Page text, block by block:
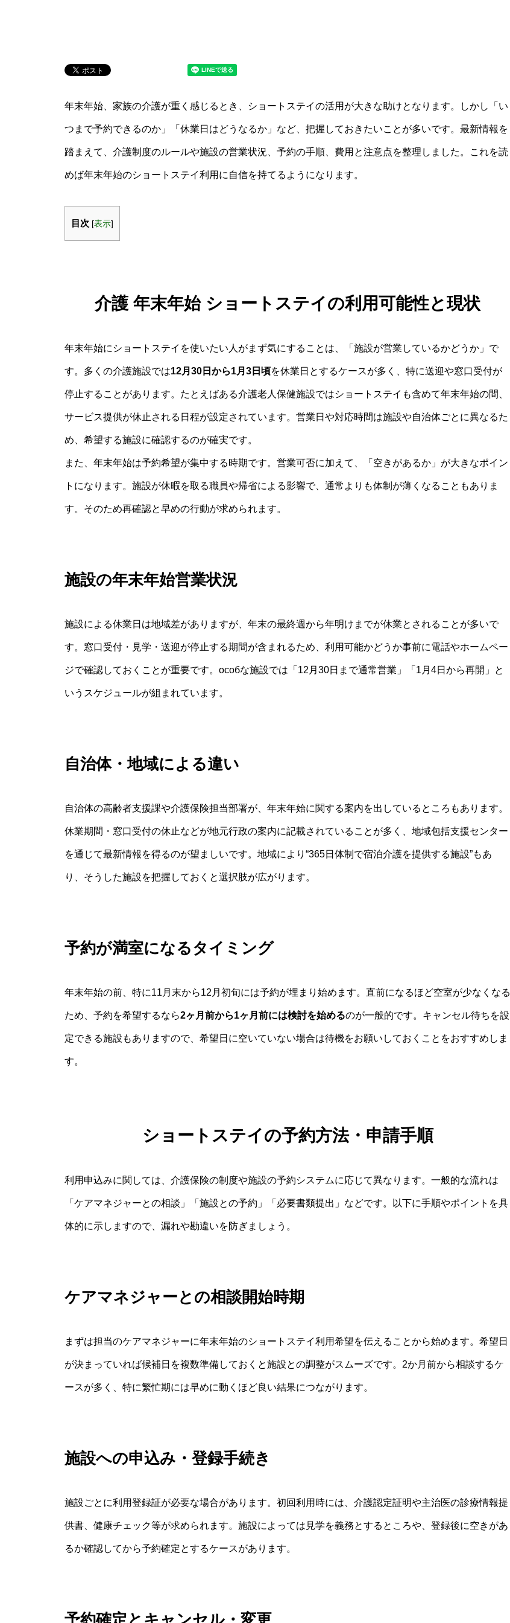
年末年始、家族の介護が重く感じるとき、ショートステイの活用が大きな助けとなります。しかし「い
つまで予約できるのか」「休業日はどうなるか」など、把握しておきたいことが多いです。最新情報を
踏まえて、介護制度のルールや施設の営業状況、予約の手順、費用と注意点を整理しました。これを読
めば年末年始のショートステイ利用に自信を持てるようになります。
目次 [表示]
介護 年末年始 ショートステイの利用可能性と現状
年末年始にショートステイを使いたい人がまず気にすることは、「施設が営業しているかどうか」で
す。多くの介護施設では12月30日から1月3日頃を休業日とするケースが多く、特に送迎や窓口受付が
停止することがあります。たとえばある介護老人保健施設ではショートステイも含めて年末年始の間、
サービス提供が休止される日程が設定されています。営業日や対応時間は施設や自治体ごとに異なるた
め、希望する施設に確認するのが確実です。
また、年末年始は予約希望が集中する時期です。営業可否に加えて、「空きがあるか」が大きなポイン
トになります。施設が休暇を取る職員や帰省による影響で、通常よりも体制が薄くなることもありま
す。そのため再確認と早めの行動が求められます。
施設の年末年始営業状況
施設による休業日は地域差がありますが、年末の最終週から年明けまでが休業とされることが多いで
す。窓口受付・見学・送迎が停止する期間が含まれるため、利用可能かどうか事前に電話やホームペー
ジで確認しておくことが重要です。особな施設では「12月30日まで通常営業」「1月4日から再開」と
いうスケジュールが組まれています。
自治体・地域による違い
自治体の高齢者支援課や介護保険担当部署が、年末年始に関する案内を出しているところもあります。
休業期間・窓口受付の休止などが地元行政の案内に記載されていることが多く、地域包括支援センター
を通じて最新情報を得るのが望ましいです。地域により“365日体制で宿泊介護を提供する施設”もあ
り、そうした施設を把握しておくと選択肢が広がります。
予約が満室になるタイミング
年末年始の前、特に11月末から12月初旬には予約が埋まり始めます。直前になるほど空室が少なくなる
ため、予約を希望するなら2ヶ月前から1ヶ月前には検討を始めるのが一般的です。キャンセル待ちを設
定できる施設もありますので、希望日に空いていない場合は待機をお願いしておくことをおすすめしま
す。
ショートステイの予約方法・申請手順
利用申込みに関しては、介護保険の制度や施設の予約システムに応じて異なります。一般的な流れは
「ケアマネジャーとの相談」「施設との予約」「必要書類提出」などです。以下に手順やポイントを具
体的に示しますので、漏れや勘違いを防ぎましょう。
ケアマネジャーとの相談開始時期
まずは担当のケアマネジャーに年末年始のショートステイ利用希望を伝えることから始めます。希望日
が決まっていれば候補日を複数準備しておくと施設との調整がスムーズです。2か月前から相談するケ
ースが多く、特に繁忙期には早めに動くほど良い結果につながります。
施設への申込み・登録手続き
施設ごとに利用登録証が必要な場合があります。初回利用時には、介護認定証明や主治医の診療情報提
供書、健康チェック等が求められます。施設によっては見学を義務とするところや、登録後に空きがあ
るか確認してから予約確定とするケースがあります。
予約確定とキャンセル・変更